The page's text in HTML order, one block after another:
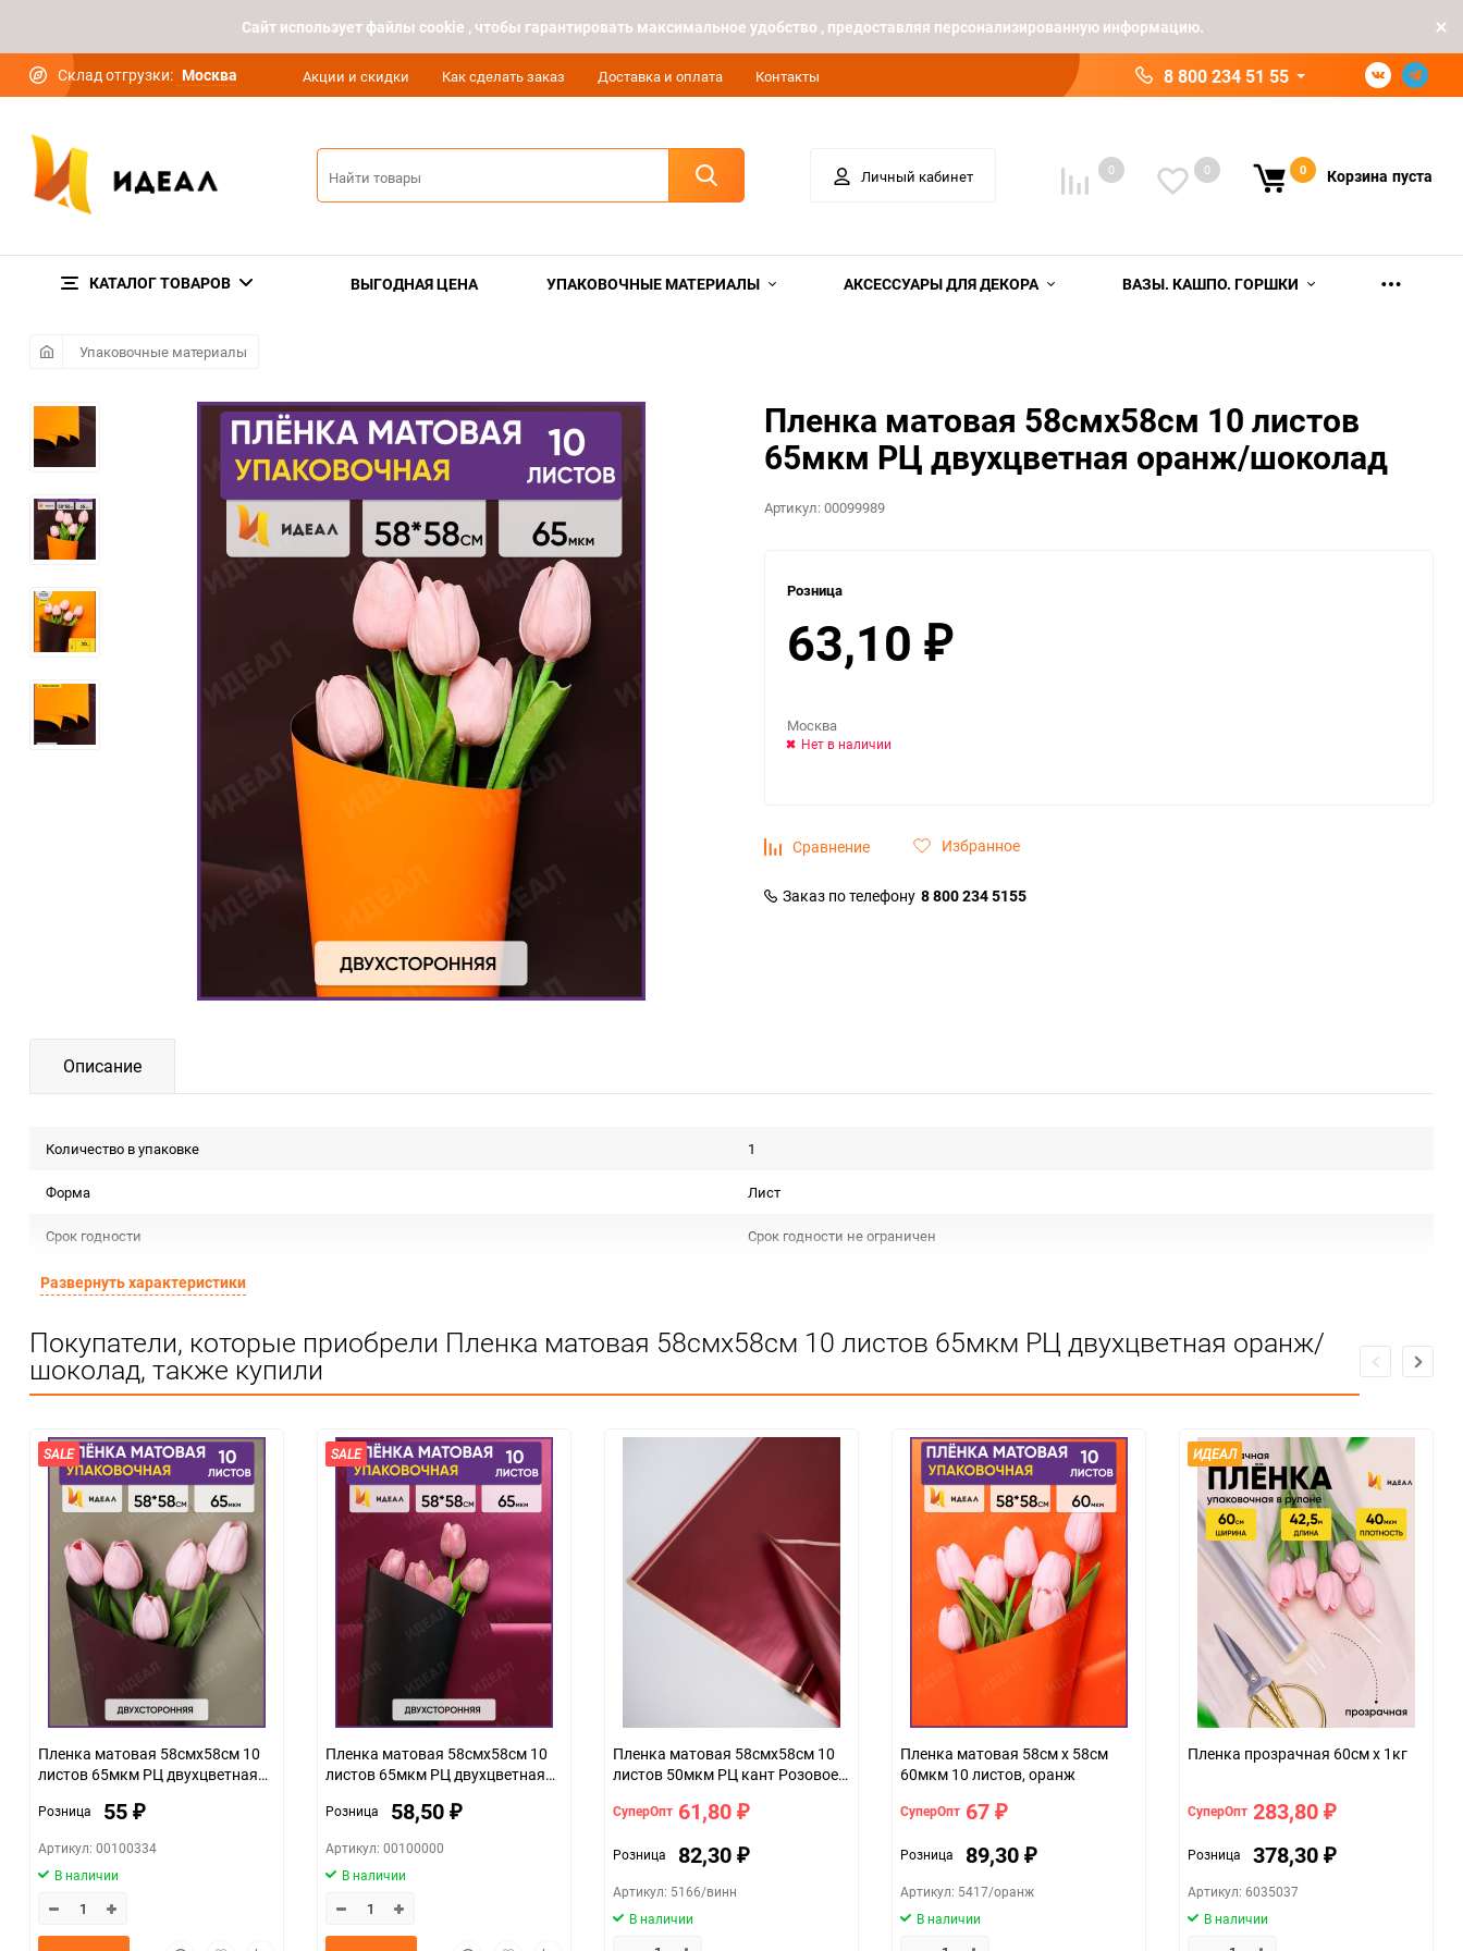
Cайт использует файлы cookie , чтобы гарантировать максимальное удобство , предоставляя персонализированную информацию.
Склад отгрузки: Москва Акции и скидки Как сделать заказ Доставка и оплата Контакты 8 800 234 51 55
Личный кабинет 0 0 0 Корзина пуста
КАТАЛОГ ТОВАРОВ ВЫГОДНАЯ ЦЕНА УПАКОВОЧНЫЕ МАТЕРИАЛЫ АКСЕССУАРЫ ДЛЯ ДЕКОРА ВАЗЫ. КАШПО. ГОРШКИ
Упаковочные материалы
Пленка матовая 58смх58см 10 листов
65мкм РЦ двухцветная оранж/шоколад
Артикул:00099989
Розница
63,10 ₽
Москва
Нет в наличии
Сравнение Избранное
Заказ по телефону 8 800 234 5155
Описание
Количество в упаковке 1
Форма Лист
Срок годности Срок годности не ограничен
Предназначение товара
Особые условия
Количество в коробке 100
Единица измерения
Развернуть характеристики
Покупатели, которые приобрели Пленка матовая 58смх58см 10 листов 65мкм РЦ двухцветная оранж/
шоколад, также купили
SALE
Пленка матовая 58смх58см 10
листов 65мкм РЦ двухцветная
Розница 55 ₽
Артикул: 00100334
В наличии
SALE
Пленка матовая 58смх58см 10
листов 65мкм РЦ двухцветная
Розница 58,50 ₽
Артикул: 00100000
В наличии
Пленка матовая 58смх58см 10
листов 50мкм РЦ кант Розовое
СуперОпт 61,80 ₽
Розница 82,30 ₽
Артикул: 5166/винн
В наличии
Пленка матовая 58см х 58см
60мкм 10 листов, оранж
СуперОпт 67 ₽
Розница 89,30 ₽
Артикул: 5417/оранж
В наличии
ИДЕАЛ
Пленка прозрачная 60см x 1кг
СуперОпт 283,80 ₽
Розница 378,30 ₽
Артикул: 6035037
В наличии